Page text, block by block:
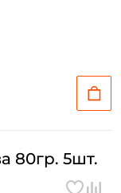
80гр. 5шт.